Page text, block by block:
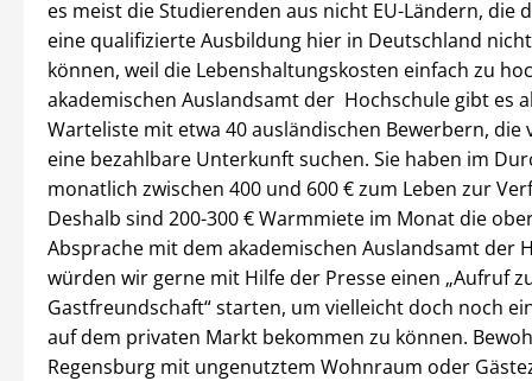
es meist die Studierenden aus nicht EU-Ländern, die
eine qualifizierte Ausbildung hier in Deutschland
können, weil die Lebenshaltungskosten einfach zu
akademischen Auslandsamt der Hochschule gibt es
Warteliste mit etwa 40 ausländischen Bewerbern, die
eine bezahlbare Unterkunft suchen. Sie haben im
monatlich zwischen 400 und 600 € zum Leben zur
Deshalb sind 200-300 € Warmmiete im Monat die
Absprache mit dem akademischen Auslandsamt der
würden wir gerne mit Hilfe der Presse einen „Aufruf
Gastfreundschaft“ starten, um vielleicht doch noch
auf dem privaten Markt bekommen zu können.
Regensburg mit ungenutztem Wohnraum oder